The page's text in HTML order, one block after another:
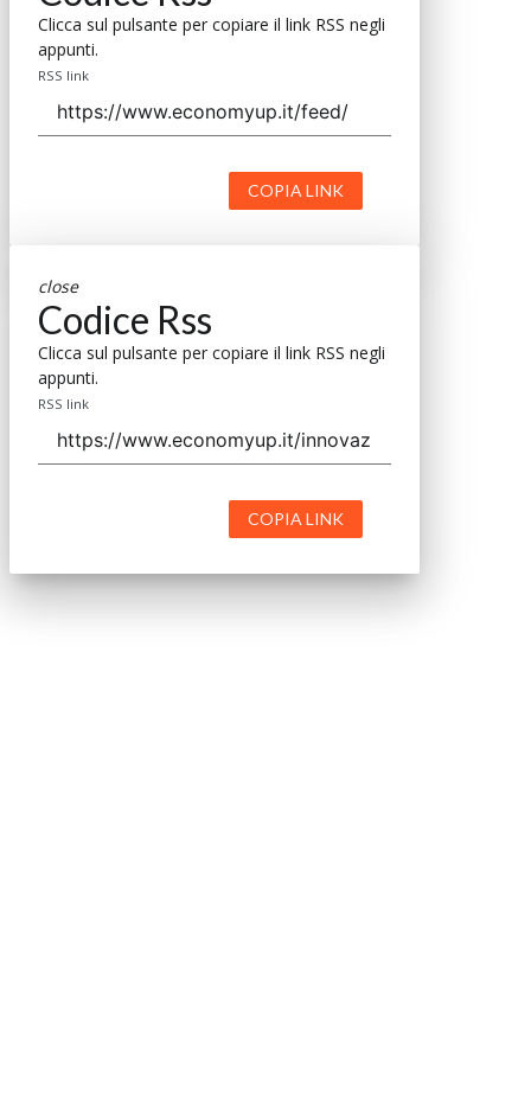
Clicca sul pulsante per copiare il link RSS negli
appunti.
RSS link
COPIA LINK
close
Codice Rss
Clicca sul pulsante per copiare il link RSS negli
appunti.
RSS link
COPIA LINK